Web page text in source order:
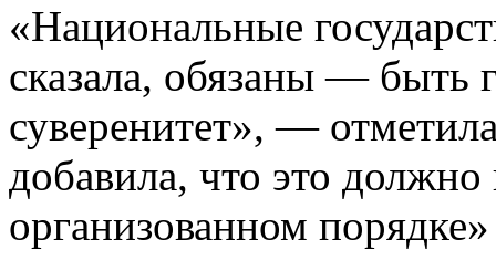
«Национальные
сказала, обязаны — быть
суверенитет», —
добавила, что это
организованном